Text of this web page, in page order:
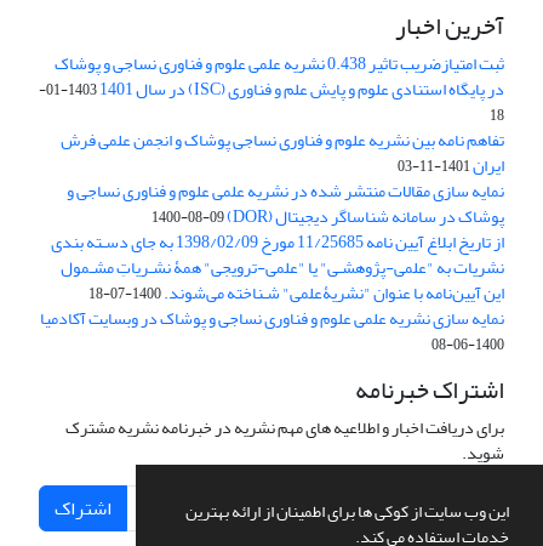
این وب سایت از کوکی ها برای اطمینان از ارائه بهترین
خدمات استفاده می کند.
آخرین اخبار
ثبت امتیازضریب تاثیر 0.438 نشریه علمی علوم و فناوری نساجی و پوشاک
در پایگاه استنادی علوم و پایش علم و فناوری (ISC) در سال 1401
1403-01-
18
تفاهم نامه بین نشریه علوم و فناوری نساجی پوشاک و انجمن علمی فرش
ایران1401-11-03
نمایه سازی مقالات منتشر شده در نشریه علمی علوم و فناوری نساجی و
پوشاک در سامانه شناساگر دیجیتال (DOR) 1400-08-09
از تاریخ ابلاغ آیین نامه 11/25685 مورخ 1398/02/09 به جای دسـته بندی
نشریات به "علمی-پژوهشـی" یا "علمی-ترویجی" همۀ نشـریاتِ مشـمول
این آیین‌نامه با عنوان "نشریۀعلمی" شـناخته می‌شوند.1400-07-18
نمایه سازی نشریه علمی علوم و فناوری نساجی و پوشاک در وبسایت آکادمیا
1400-06-08
اشتراک خبرنامه
برای دریافت اخبار و اطلاعیه های مهم نشریه در خبرنامه نشریه مشترک
شوید.
اشتراک